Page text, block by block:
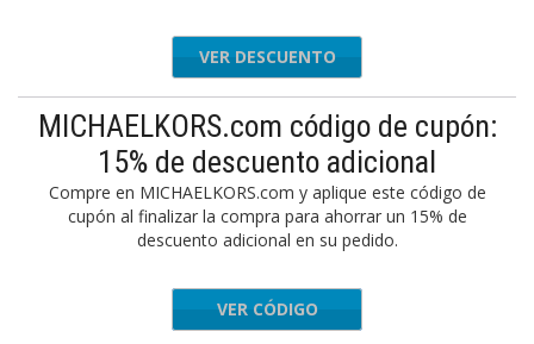
VER DESCUENTO
MICHAELKORS.com código de cupón:
15% de descuento adicional
Compre en MICHAELKORS.com y aplique este código de
cupón al finalizar la compra para ahorrar un 15% de
descuento adicional en su pedido.
UTLET15
VER CÓDIGO